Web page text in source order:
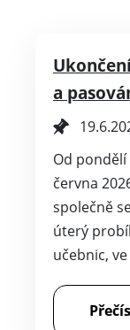
a
Od pondělí
června
společně
úterý
učebnic,